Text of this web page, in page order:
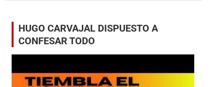
HUGO CARVAJAL DISPUESTO A
CONFESAR TODO